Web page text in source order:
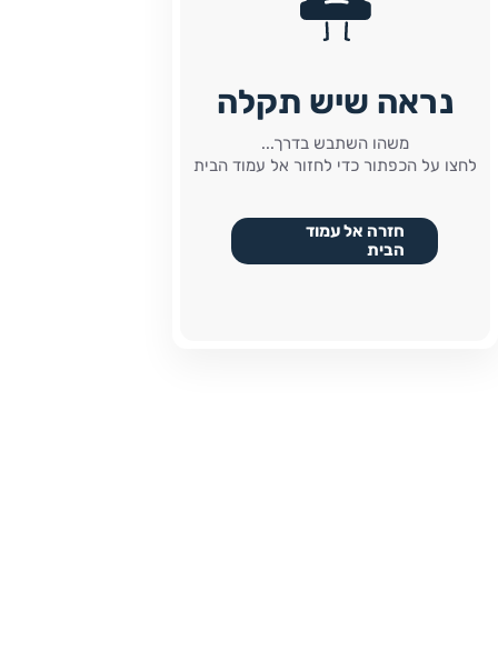
נראה שיש תקלה
משהו השתבש בדרך...
לחצו על הכפתור כדי לחזור אל עמוד הבית
חזרה אל עמוד
הבית